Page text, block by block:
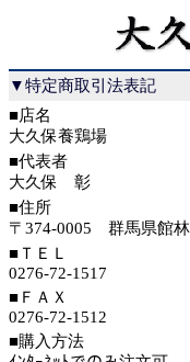
▼特定商取引法表記
■店名
大久保養鶏場
■代表者
大久保 彰
■住所
〒374-0005 群馬県館
■ＴＥＬ
0276-72-1517
■ＦＡＸ
0276-72-1512
■購入方法